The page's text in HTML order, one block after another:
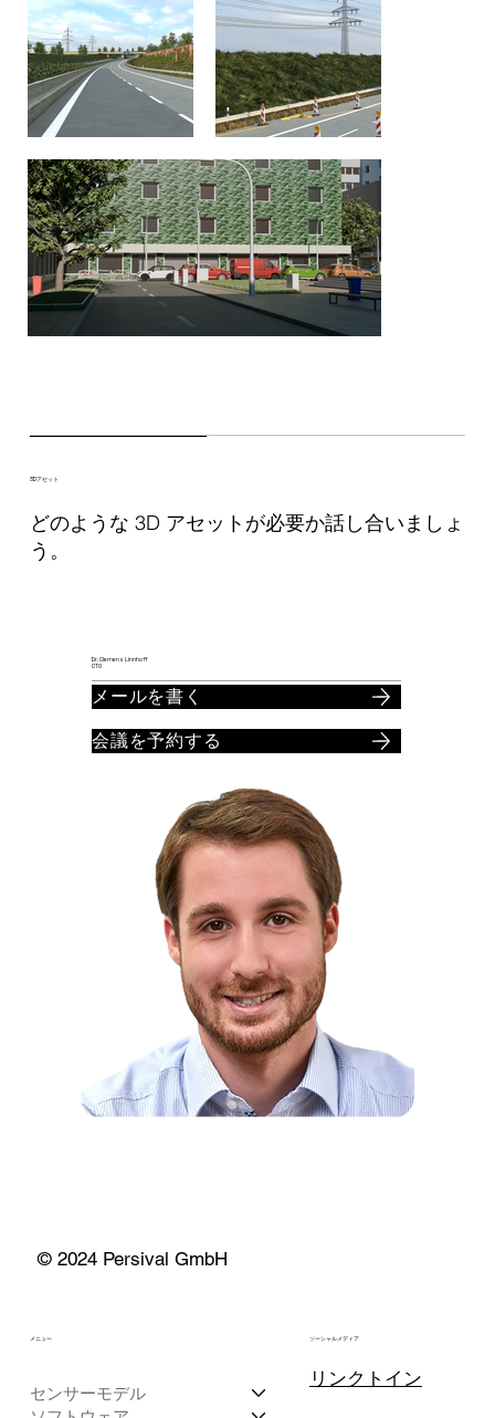
3Dアセット
どのような 3D アセットが必要か話し合いましょ
う。
Dr. Clemens Linnhoff
CTO
メールを書く
会議を予約する
© 2024 Persival GmbH
センサーモデル
メニュー ソーシャルメディア
リンクトイン